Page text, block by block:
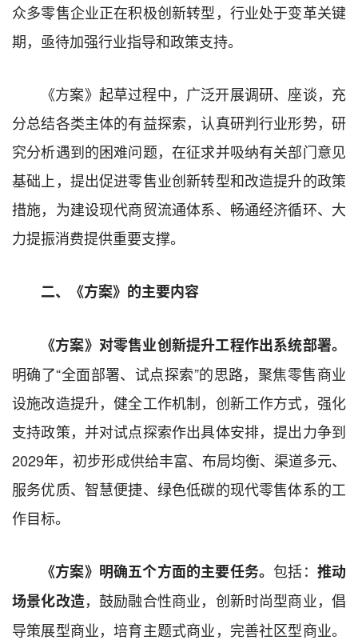
众多零售企业正在积极创新转型，行业处于变革关键
期，亟待加强行业指导和政策支持。
《方案》起草过程中，广泛开展调研、座谈，充
分总结各类主体的有益探索，认真研判行业形势，研
究分析遇到的困难问题，在征求并吸纳有关部门意见
基础上，提出促进零售业创新转型和改造提升的政策
措施，为建设现代商贸流通体系、畅通经济循环、大
力提振消费提供重要支撑。
二、《方案》的主要内容
《方案》对零售业创新提升工程作出系统部署。
明确了“全面部署、试点探索”的思路，聚焦零售商业
设施改造提升，健全工作机制，创新工作方式，强化
支持政策，并对试点探索作出具体安排，提出力争到
2029年，初步形成供给丰富、布局均衡、渠道多元、
服务优质、智慧便捷、绿色低碳的现代零售体系的工
作目标。
《方案》明确五个方面的主要任务。包括： 推动
场景化改造，鼓励融合性商业，创新时尚型商业，倡
导策展型商业，培育主题式商业，完善社区型商业。